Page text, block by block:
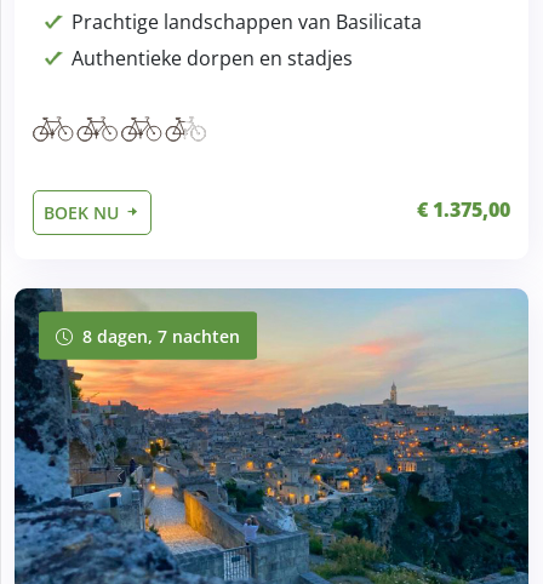
Prachtige landschappen van Basilicata
Authentieke dorpen en stadjes
BOEK NU € 1.375,00
8 dagen, 7 nachten
8 dagen, 7 nachten